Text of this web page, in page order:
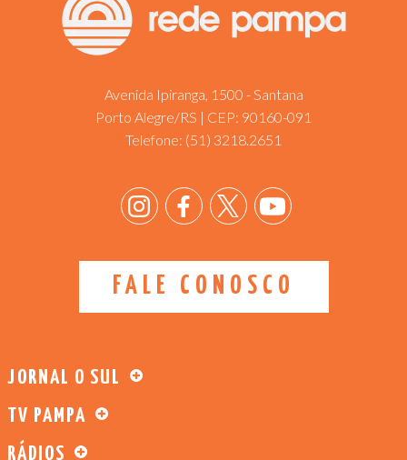
Avenida Ipiranga, 1500 - Santana
Porto Alegre/RS | CEP: 90160-091
Telefone: (51) 3218.2651
FALE CONOSCO
JORNAL O SUL
TV PAMPA
RÁDIOS